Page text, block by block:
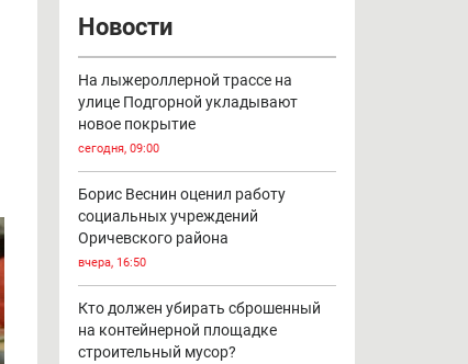
Новости
На лыжероллерной трассе на
улице Подгорной укладывают
новое покрытие
сегодня, 09:00
Борис Веснин оценил работу
социальных учреждений
Оричевского района
вчера, 16:50
Кто должен убирать сброшенный
на контейнерной площадке
строительный мусор?